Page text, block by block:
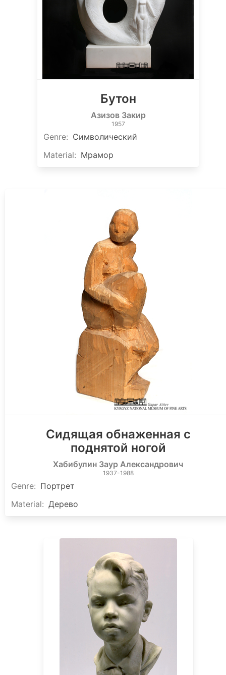
Бутон
Азизов Закир
1957
Genre: Символический
Material: Мрамор
Сидящая обнаженная с
поднятой ногой
Хабибулин Заур Александрович
1937-1988
Genre: Портрет
Material: Дерево